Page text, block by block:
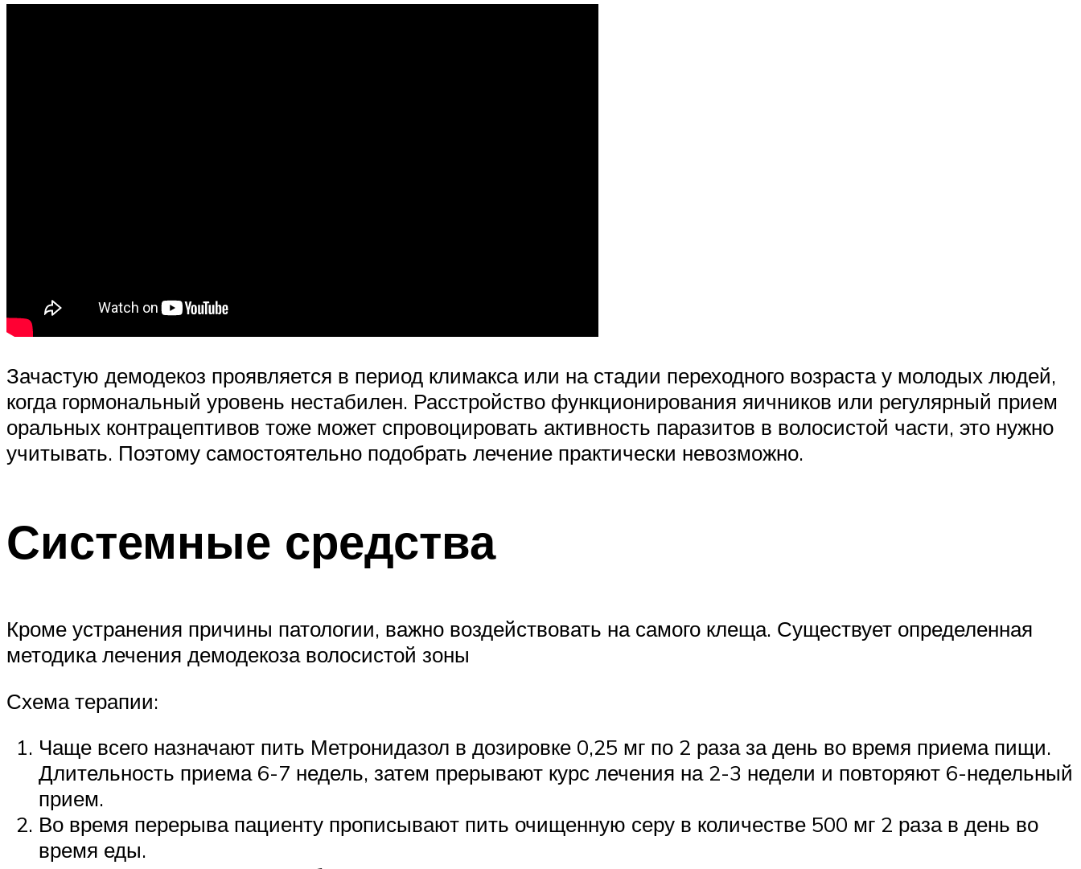
Зачастую демодекоз проявляется в период климакса или на стадии переходного возраста у молодых людей,
когда гормональный уровень нестабилен. Расстройство функционирования яичников или регулярный прием
оральных контрацептивов тоже может спровоцировать активность паразитов в волосистой части, это нужно
учитывать. Поэтому самостоятельно подобрать лечение практически невозможно.
Системные средства
Кроме устранения причины патологии, важно воздействовать на самого клеща. Существует определенная
методика лечения демодекоза волосистой зоны
Схема терапии:
Чаще всего назначают пить Метронидазол в дозировке 0,25 мг по 2 раза за день во время приема пищи.
Длительность приема 6-7 недель, затем прерывают курс лечения на 2-3 недели и повторяют 6-недельный
прием.
Во время перерыва пациенту прописывают пить очищенную серу в количестве 500 мг 2 раза в день во
время еды.